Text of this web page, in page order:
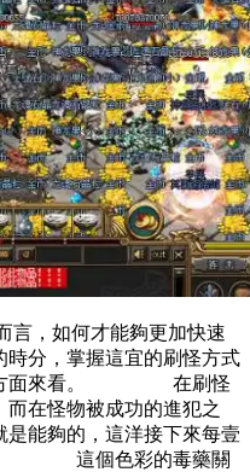
如何才能夠更加快速
時分，掌握這宜的刷怪方式
怪方面來看。 在刷怪
在怪物被成功的進犯之
能夠的，這洋接下來每壹
。 這個色彩的毒藥關